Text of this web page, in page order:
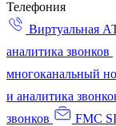
Телефония
Виртуальная
аналитика звонков
многоканальный
и аналитика
звонков
FMC